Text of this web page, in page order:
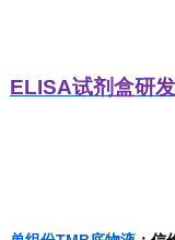
ELISA试剂盒研发